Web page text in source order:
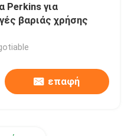
Perkins για
βαριάς χρήσης
επαφή